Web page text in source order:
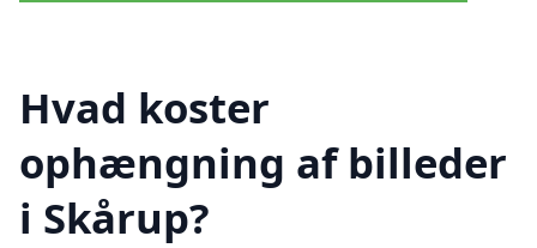
Hvad koster
ophængning af billeder
i Skårup?